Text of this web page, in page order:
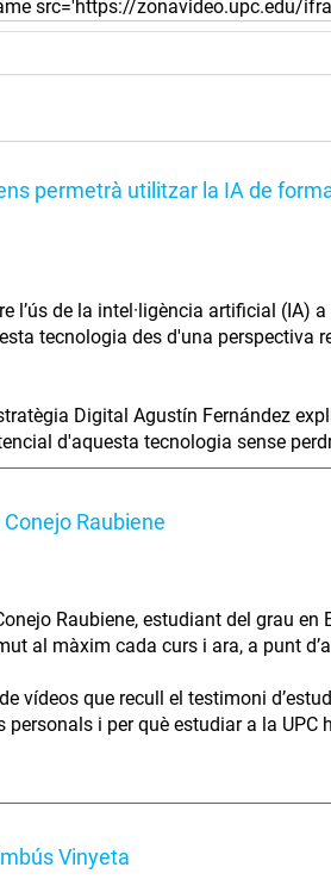
permetrà utilitzar la IA de
l’ús de la intel·ligència artificial (IA)
tecnologia des d'una perspectiva
Digital Agustín Fernández
d'aquesta tecnologia sense
Raubiene
Raubiene, estudiant del grau
al màxim cada curs i ara, a punt
vídeos que recull el testimoni
personals i per què estudiar a la
Vinyeta